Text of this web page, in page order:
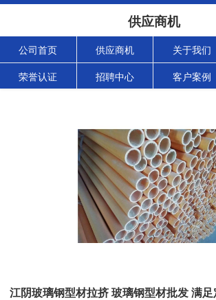
供应商机
公司首页 供应商机 关于我们
荣誉认证 招聘中心 客户案例
江阴玻璃钢型材拉挤 玻璃钢型材批发 满